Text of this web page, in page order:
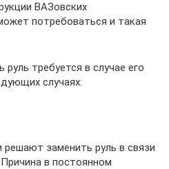
ВАЗовских
потребоваться и такая
требуется в случае его
случаях:
заменить руль в связи
в постоянном